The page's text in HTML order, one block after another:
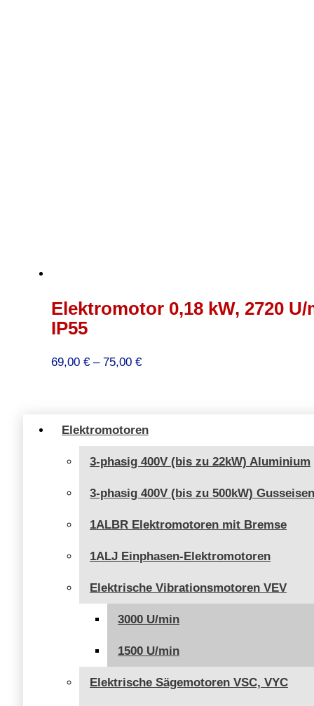
Elektromotoren
3-phasig 400V (bis zu 22kW) Aluminium
3-phasig 400V (bis zu 500kW) Gusseisen
1ALBR Elektromotoren mit Bremse
1ALJ Einphasen-Elektromotoren
Elektrische Vibrationsmotoren VEV
3000 U/min
1500 U/min
Elektrische Sägemotoren VSC, VYC
Elektromotor 0,18 kW, 2720 U/
IP55
69,00 € – 75,00 €Preisspanne: